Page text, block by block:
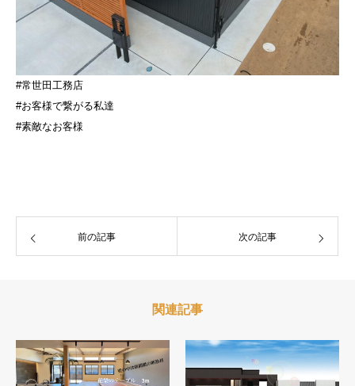
#常世田工務店
#お客様で繋がる私達
#素敵なお客様
前の記事 次の記事
関連記事